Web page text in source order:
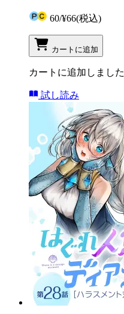
60/¥66(税込)
カートに追加
カートに追加しました
試し読み